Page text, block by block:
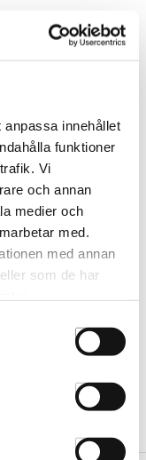
innehållet
funktioner
Vi
och annan
medier och
med.
med annan
som de har